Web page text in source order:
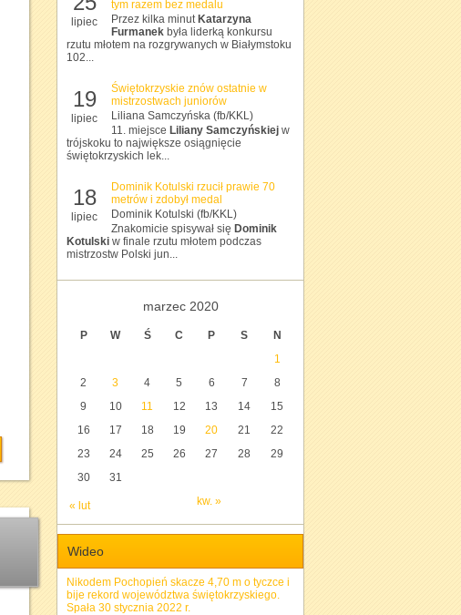
lipiec
tym razem bez medalu
Przez kilka minut Katarzyna
Furmanek była liderką konkursu
rzutu młotem na rozgrywanych w Białymstoku
102...
19
lipiec
Świętokrzyskie znów ostatnie w
mistrzostwach juniorów
Liliana Samczyńska (fb/KKL)
11. miejsce Liliany Samczyńskiej w
trójskoku to największe osiągnięcie
świętokrzyskich lek...
18
lipiec
Dominik Kotulski rzucił prawie 70
metrów i zdobył medal
Dominik Kotulski (fb/KKL)
Znakomicie spisywał się Dominik
Kotulski w finale rzutu młotem podczas
mistrzostw Polski jun...
marzec 2020
P W Ś C P S N
« lut kw. »
1
2
3 4 5 6 7
8
9
10 11 12 13 14
15
16
17 18 19 20 21
22
23
24 25 26 27 28
29
30
31
Wideo
Nikodem Pochopień skacze 4,70 m o tyczce i
bije rekord województwa świętokrzyskiego.
Spała 30 stycznia 2022 r.